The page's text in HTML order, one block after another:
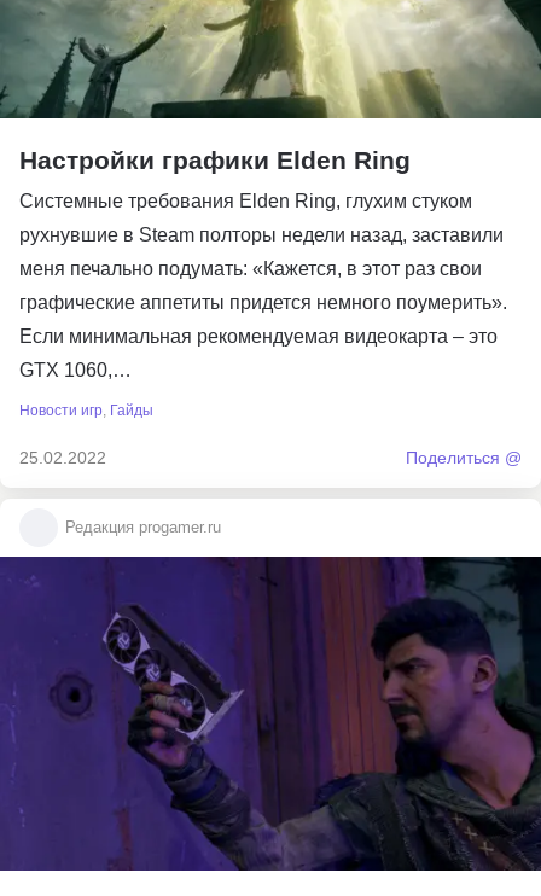
Настройки графики Elden Ring
Системные требования Elden Ring, глухим стуком
рухнувшие в Steam полторы недели назад, заставили
меня печально подумать: «Кажется, в этот раз свои
графические аппетиты придется немного поумерить».
Если минимальная рекомендуемая видеокарта – это
GTX 1060,…
Новости игр, Гайды
25.02.2022 Поделиться @
Редакция progamer.ru